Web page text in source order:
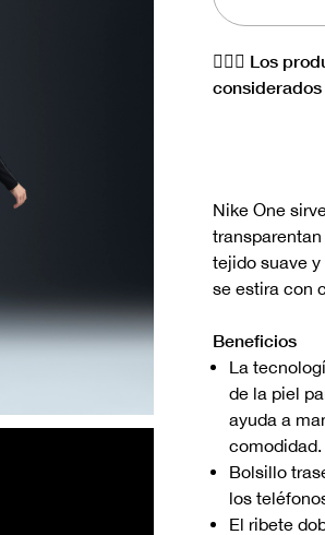
🏋🏻‍♀️ Los
Nike One
tejido suave
se estira con
Beneficios
La
de la piel
ayuda a
comodidad.
Bolsillo
los
El ribete